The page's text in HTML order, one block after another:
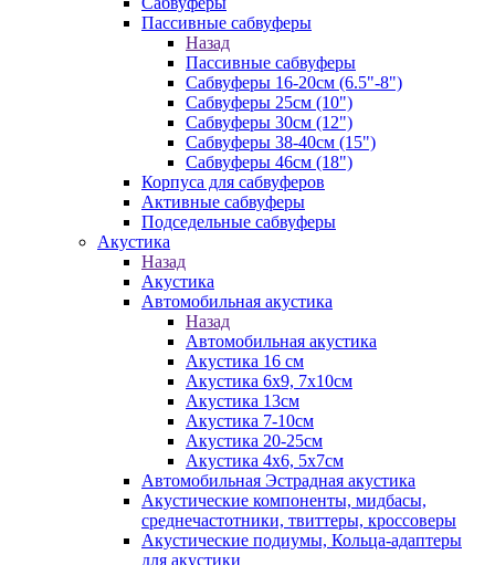
Пассивные сабвуферы
Назад
Пассивные сабвуферы
Сабвуферы 16-20см (6.5"-8")
Сабвуферы 25см (10")
Сабвуферы 30см (12")
Сабвуферы 38-40см (15")
Сабвуферы 46см (18")
Корпуса для сабвуферов
Активные сабвуферы
Подседельные сабвуферы
Акустика
Назад
Акустика
Автомобильная акустика
Назад
Автомобильная акустика
Акустика 16 см
Акустика 6х9, 7х10см
Акустика 13см
Акустика 7-10см
Акустика 20-25см
Акустика 4х6, 5х7см
Автомобильная Эстрадная акустика
Акустические компоненты, мидбасы,
среднечастотники, твиттеры, кроссоверы
Акустические подиумы, Кольца-адаптеры
для акустики